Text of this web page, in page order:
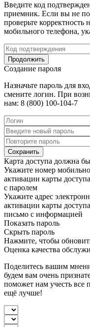
Введите код
приемник. Если вы не
проверьте корректность
мобильного телефона,
Продолжить
Создание пароля
Назначьте пароль для
смените логин. При
нам: 8 (800) 100-104-7
Сохранить
Карта доступа должна
Укажите номер
активации карты
с паролем
Укажите адрес
активации карты
письмо с информацией
Показать пароль
Скрыть пароль
Нажмите, чтобы
Оценка качества
Поделитесь вашим
будем вам очень
поможет нам учесть все
ещё лучше!